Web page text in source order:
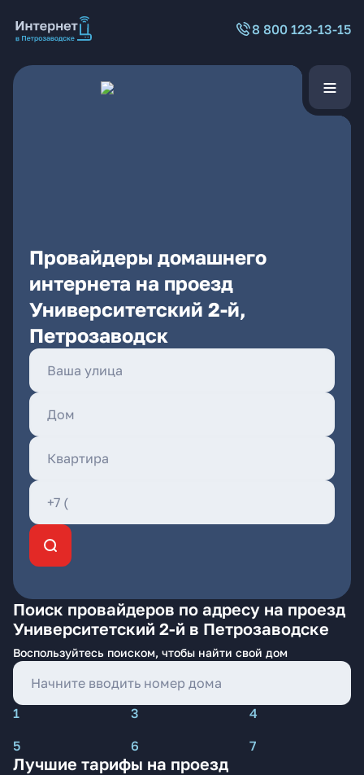
8 800 123-13-15
Провайдеры домашнего
интернета на проезд
Университетский 2-й,
Петрозаводск
Поиск провайдеров по адресу на проезд
Университетский 2-й в Петрозаводске
Воспользуйтесь поиском, чтобы найти свой дом
1 3
4
5
6 7
Лучшие тарифы на проезд